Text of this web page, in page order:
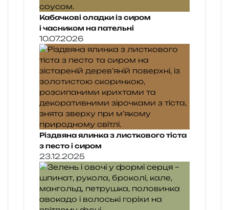
Кабачкові оладки із сиром
і часником на пательні
10.07.2026
Різдвяна ялинка з листкового тіста
з песто і сиром
23.12.2025